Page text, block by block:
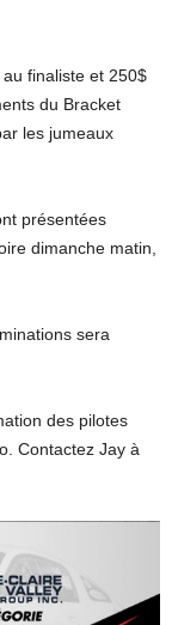
finaliste et 250$
du Bracket
les jumeaux
présentées
dimanche matin,
sera
des pilotes
Contactez Jay à